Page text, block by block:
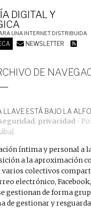
DIGITAL Y
UNA INTERNET DISTRIBUIDA
NEWSLETTER
DE
LLAVE ESTÁ BAJO LA
, privacidad •
íntima y personal a
a la aproximación
varios colectivos
electrónico,
gestionan de forma
de gestionar y